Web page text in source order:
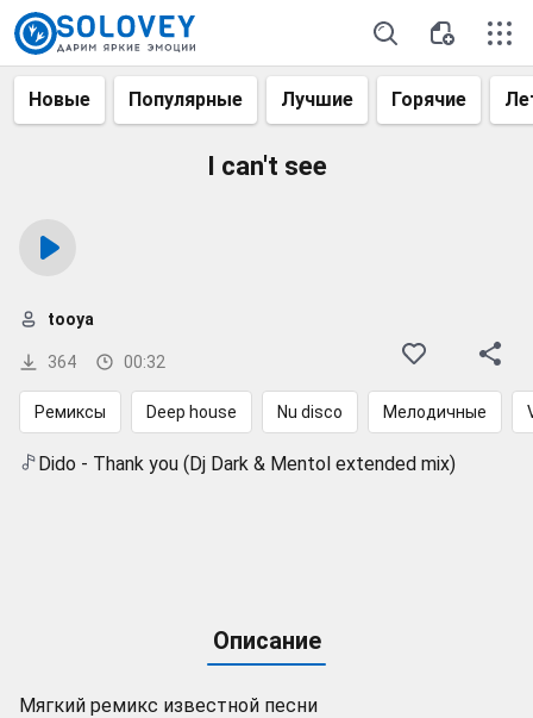
Новые Популярные Лучшие Горячие
I can't see
364 00:32
tooya
Ремиксы Deep house Nu disco Мелодичные
Dido - Thank you (Dj Dark & Mentol extended mix)
Описание
Мягкий ремикс известной песни